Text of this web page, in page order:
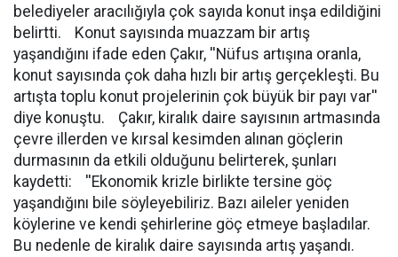
belediyeler aracılığıyla çok sayıda konut inşa edildiğini
belirtti. Konut sayısında muazzam bir artış
yaşandığını ifade eden Çakır, ''Nüfus artışına oranla,
konut sayısında çok daha hızlı bir artış gerçekleşti. Bu
artışta toplu konut projelerinin çok büyük bir payı var''
diye konuştu. Çakır, kiralık daire sayısının artmasında
çevre illerden ve kırsal kesimden alınan göçlerin
durmasının da etkili olduğunu belirterek, şunları
kaydetti: ''Ekonomik krizle birlikte tersine göç
yaşandığını bile söyleyebiliriz. Bazı aileler yeniden
köylerine ve kendi şehirlerine göç etmeye başladılar.
Bu nedenle de kiralık daire sayısında artış yaşandı.